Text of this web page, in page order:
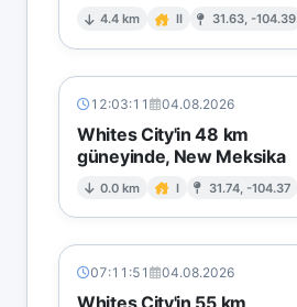
4.4 km II 31.63, -104.39
12:03:11 04.08.2026
Whites City'in 48 km
güneyinde, New Meksika
0.0 km I 31.74, -104.37
07:11:51 04.08.2026